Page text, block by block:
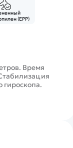
(EPP)
Время
гироскопа.